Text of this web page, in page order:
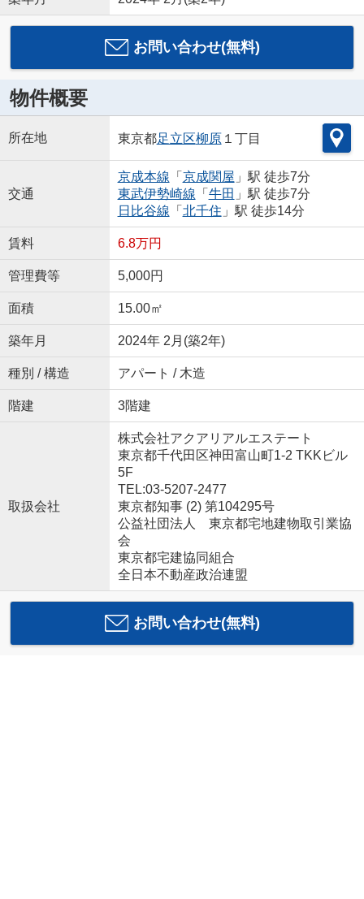
お問い合わせ(無料)
物件概要
所在地 東京都足立区柳原１丁目
交通
京成本線 「 京成関屋 」駅 徒歩7分
東武伊勢崎線 「 牛田 」駅 徒歩7分
日比谷線 「 北千住 」駅 徒歩14分
賃料 6.8万円
管理費等 5,000円
面積 15.00㎡
築年月 2024年 2月(築2年)
種別 / 構造 アパート / 木造
階建 3階建
取扱会社
株式会社アクアリアルエステート
東京都千代田区神田富山町1-2 TKKビル
5F
TEL:03-5207-2477
東京都知事 (2) 第104295号
公益社団法人 東京都宅地建物取引業協
会
東京都宅建協同組合
全日本不動産政治連盟
お問い合わせ(無料)